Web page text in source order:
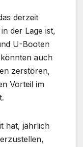
derzeit
der Lage ist,
U-Booten
auch
zerstören,
Vorteil im
hat, jährlich